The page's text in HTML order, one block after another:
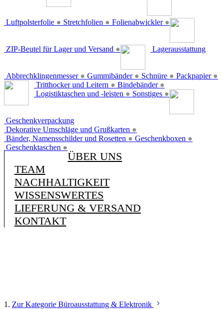
Luftpolsterfolie ● Stretchfolien ● Folienabwickler ●
ZIP-Beutel für Lager und Versand ●
Abbrechklingenmesser ● Gummibänder ● Schnüre ● Packpapier ●
Lagerausstattung
Tritthocker und Leitern ● Bindebänder ●
Logistiktaschen und -leisten ● Sonstiges ●
Geschenkverpackung
Dekorative Umschläge und Grußkarten ●
Bänder, Namensschilder und Rosetten ● Geschenkboxen ●
Geschenktaschen ●
ÜBER UNS
TEAM
NACHHALTIGKEIT
WISSENSWERTES
LIEFERUNG & VERSAND
KONTAKT
1. Zur Kategorie Büroausstattung & Elektronik